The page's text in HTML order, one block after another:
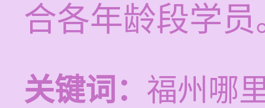
合各年龄段学员
关键词： 福州哪